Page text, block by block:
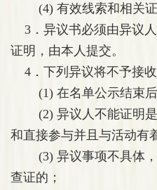
(4) 有效线索和相关证
3．异议书必须由异议
证明，由本人提交。
4．下列异议将不予接收
(1) 在名单公示结束后
(2) 异议人不能证明是
和直接参与并且与活动有
(3) 异议事项不具体，
查证的；